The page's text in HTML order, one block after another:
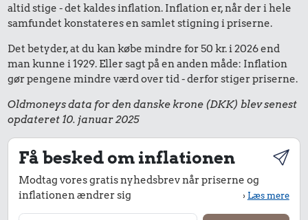
altid stige - det kaldes inflation. Inflation er, når der i hele
samfundet konstateres en samlet stigning i priserne.
Det betyder, at du kan købe mindre for 50 kr. i 2026 end
man kunne i 1929. Eller sagt på en anden måde: Inflation
gør pengene mindre værd over tid - derfor stiger priserne.
Oldmoneys data for den danske krone (DKK) blev senest
opdateret 10. januar 2025
Få besked om inflationen
Modtag vores gratis nyhedsbrev når priserne og
inflationen ændrer sig
›Læs mere